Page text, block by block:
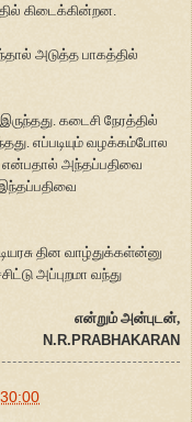
கிடைக்கின்றன.
அடுத்த பாகத்தில்
கடைசி நேரத்தில்
எப்படியும் வழக்கம்போல
என்பதால் அந்தப்பதிவை
இந்தப்பதிவை
தின வாழ்துக்கள்ன்னு
அப்புறமா வந்து
என்றும் அன்புடன்,
N.R.PRABHAKARAN